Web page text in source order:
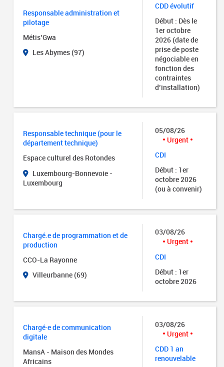
Responsable administration et
pilotage
Métis’Gwa
Les Abymes (97)
CDD évolutif
Début : Dès le
1er octobre
2026 (date de
prise de poste
négociable en
fonction des
contraintes
d’installation)
Responsable technique (pour le
département technique)
Espace culturel des Rotondes
Luxembourg-Bonnevoie -
Luxembourg
05/08/26
Urgent
CDI
Début : 1er
octobre 2026
(ou à convenir)
Chargé.e de programmation et de
production
CCO-La Rayonne
Villeurbanne (69)
03/08/26
Urgent
CDI
Début : 1er
octobre 2026
Chargé·e de communication
digitale
MansA - Maison des Mondes
Africains
03/08/26
Urgent
CDD 1 an
renouvelable